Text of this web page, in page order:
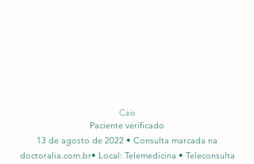
Caio
Paciente verificado
13 de agosto de 2022 • Consulta marcada na
doctoralia.com.br• Local: Telemedicina • Teleconsulta